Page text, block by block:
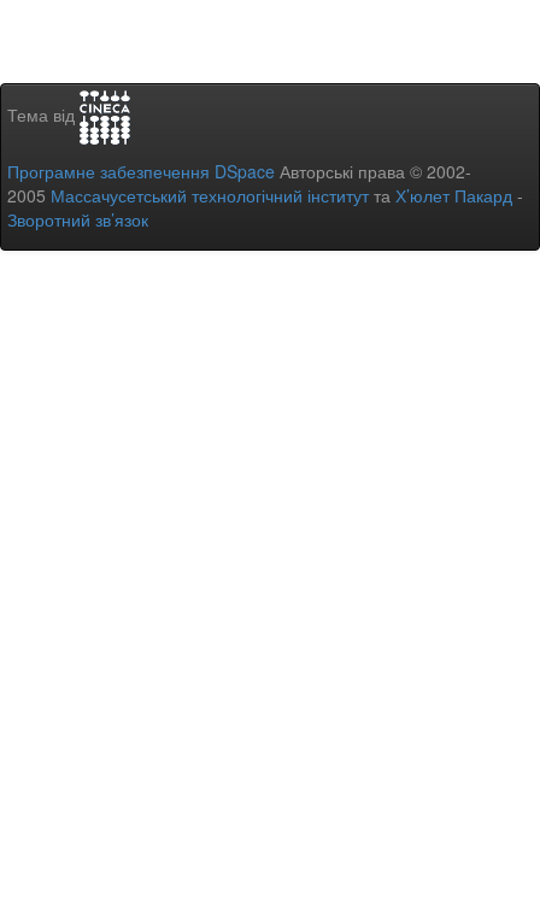
Тема від
Програмне забезпечення DSpace Авторські права © 2002-
2005 Массачусетський технологічний інститутта Х’юлет Пакард -
Зворотний зв’язок